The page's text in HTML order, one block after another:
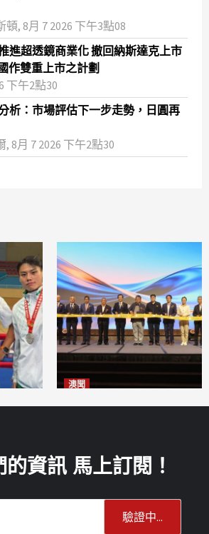
, 8月 7 2026 下午3點08
進超透鏡商業化 撤回納斯達克上市
作雙重上市之計劃
下午2點30
析：市場評估下一步走勢，日圓再
8月 7 2026 下午2點30
澳聞
資訊 馬上訂閱！